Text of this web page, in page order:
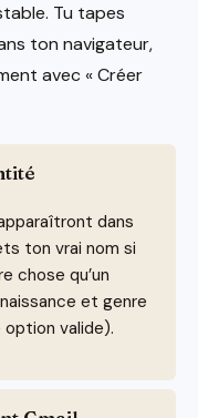
Tu tapes
ton navigateur,
avec « Créer
dans
ton vrai nom si
chose qu’un
et genre
option valide).